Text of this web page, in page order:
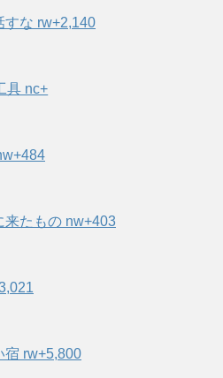
すな rw+2,140
具 nc+
来たもの nw+403
宿 rw+5,800